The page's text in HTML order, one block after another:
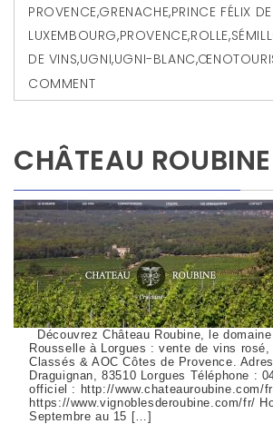
PROVENCE,GRENACHE,PRINCE FÉLIX DE
LUXEMBOURG,PROVENCE,ROLLE,
DE VINS,UGNI,UGNI-BLANC,
COMMENT
CHÂTEAU ROUBINE
Découvrez Château Roubine, le
Rousselle à Lorgues : vente de vins
Classés & AOC Côtes de Provence.
Draguignan, 83510 Lorgues Téléphone :
officiel : http://www.chateauroubine.com/
https://www.vignoblesderoubine.com/fr/
Septembre au 15 […]